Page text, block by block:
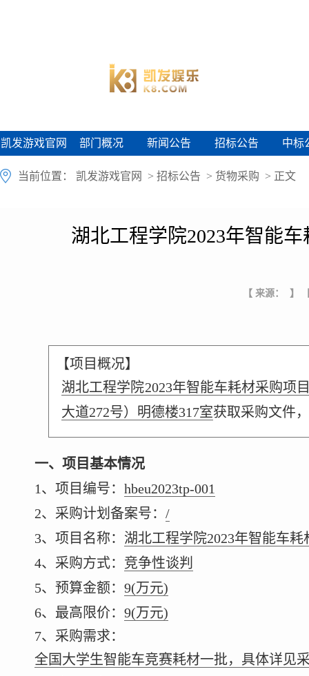
凯发游戏官网
凯发游戏官网 部门概况
部门概况 新闻公告
新闻公告 招标公告
招标公告 中标
中标
当前位置： 凯发游戏官网 > 招标公告 > 货物采购 > 正文
湖北工程学院2023年智能
【 来源： 】
【项目概况】
湖北工程学院2023年智能车耗材采购项
大道272号）明德楼317室获取采购文件
一、项目基本情况
1、项目编号： hbeu2023tp-001
2、采购计划备案号： /
3、项目名称： 湖北工程学院2023年智能车耗
4、采购方式： 竞争性谈判
5、预算金额： 9(万元)
6、最高限价： 9(万元)
7、采购需求：
全国大学生智能车竞赛耗材一批，具体详见